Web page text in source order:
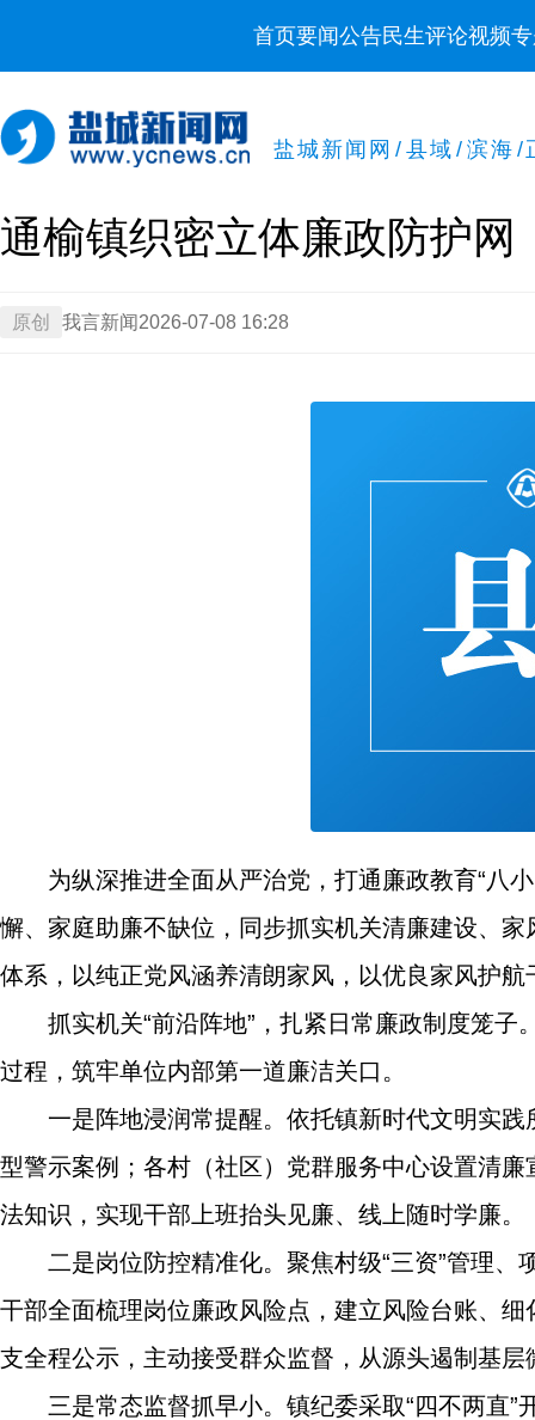
首页要闻公告民生评论视频
盐城新闻网 / 县域 / 滨海 /
通榆镇织密立体廉政防护网
原创 我言新闻 2026-07-08 16:28
为纵深推进全面从严治党，打通廉政教育“八
懈、家庭助廉不缺位，同步抓实机关清廉建设、
体系，以纯正党风涵养清朗家风，以优良家风护
抓实机关“前沿阵地”，扎紧日常廉政制度笼
过程，筑牢单位内部第一道廉洁关口。
一是阵地浸润常提醒。依托镇新时代文明实
型警示案例；各村（社区）党群服务中心设置清
法知识，实现干部上班抬头见廉、线上随时学廉。
二是岗位防控精准化。聚焦村级“三资”管理
干部全面梳理岗位廉政风险点，建立风险台账、
支全程公示，主动接受群众监督，从源头遏制基层
三是常态监督抓早小。镇纪委采取“四不两直